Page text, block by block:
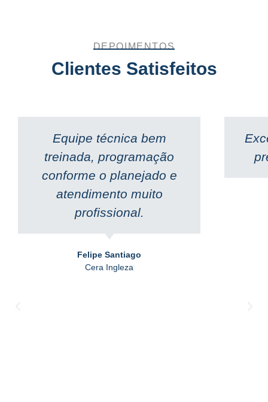
DEPOIMENTOS
Clientes Satisfeitos
Equipe técnica bem
treinada, programação
conforme o planejado e
atendimento muito
profissional.
Felipe Santiago
Cera Ingleza